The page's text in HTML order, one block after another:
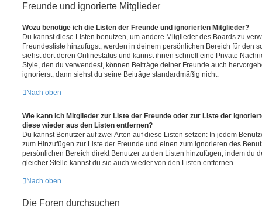
Freunde und ignorierte Mitglieder
Wozu benötige ich die Listen der Freunde und ignorierten Mitglieder?
Du kannst diese Listen benutzen, um andere Mitglieder des Boards zu
Freundesliste hinzufügst, werden in deinem persönlichen Bereich für den
siehst dort deren Onlinestatus und kannst ihnen schnell eine Private
Style, den du verwendest, können Beiträge deiner Freunde auch
ignorierst, dann siehst du seine Beiträge standardmäßig nicht.
Nach oben
Wie kann ich Mitglieder zur Liste der Freunde oder zur Liste der
diese wieder aus den Listen entfernen?
Du kannst Benutzer auf zwei Arten auf diese Listen setzen: In jedem
zum Hinzufügen zur Liste der Freunde und einen zum Ignorieren des
persönlichen Bereich direkt Benutzer zu den Listen hinzufügen, indem du
gleicher Stelle kannst du sie auch wieder von den Listen entfernen.
Nach oben
Die Foren durchsuchen